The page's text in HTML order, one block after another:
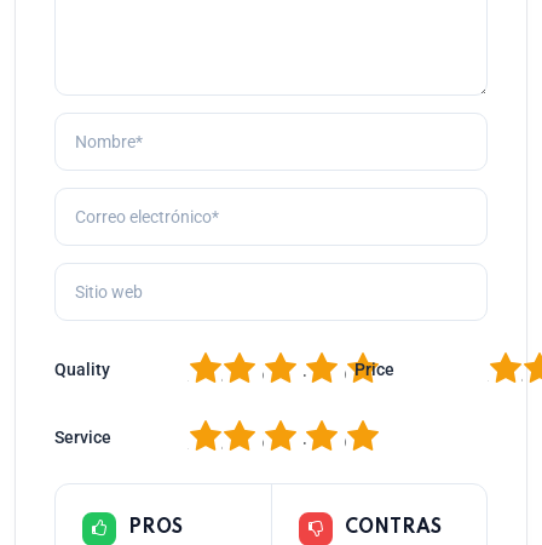
Quality 5
4
3
2 Price 2
Service 5
4
3
2
PROS CONTRAS